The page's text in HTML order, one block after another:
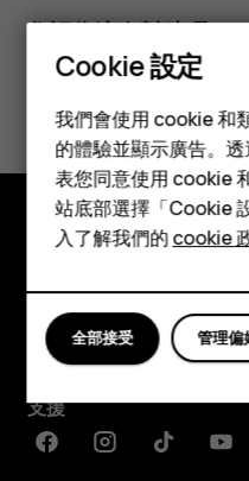
智慧型手機
功能型手機
配件
平板電腦
您認為這有幫助嗎？
探索
關於
Planet and people
支援
FacebookInstagramTiktok
Cookie 設定
我們會使用 cookie 和
的體驗並顯示廣告。
表您同意使用 cookie
站底部選擇「Cookie
入了解我們的cookie
管理偏
全部接受